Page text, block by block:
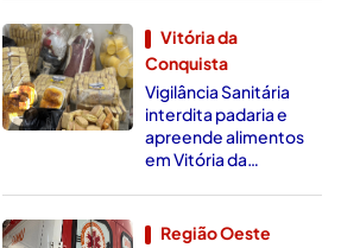
3
Vitória da
Conquista
Vigilância Sanitária
interdita padaria e
apreende alimentos
em Vitória da
Região Oeste